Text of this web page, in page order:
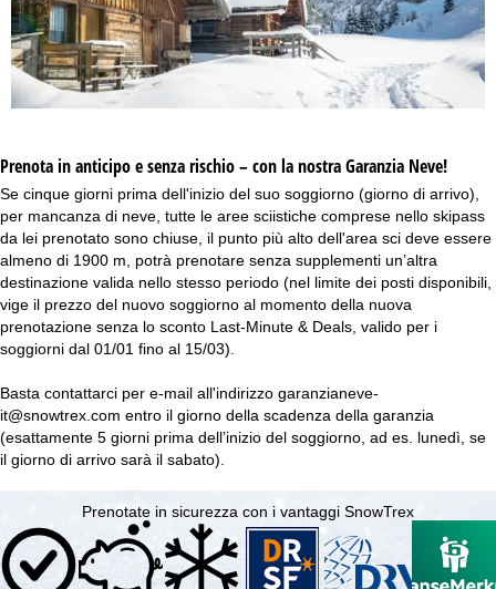
g
e
Prenota in anticipo e senza rischio – con la nostra Garanzia Neve!
Se cinque giorni prima dell'inizio del suo soggiorno (giorno di arrivo),
per mancanza di neve, tutte le aree sciistiche comprese nello skipass
da lei prenotato sono chiuse, il punto più alto dell'area sci deve essere
almeno di 1900 m, potrà prenotare senza supplementi un’altra
destinazione valida nello stesso periodo (nel limite dei posti disponibili,
vige il prezzo del nuovo soggiorno al momento della nuova
prenotazione senza lo sconto Last-Minute & Deals, valido per i
soggiorni dal 01/01 fino al 15/03).
Basta contattarci per e-mail all'indirizzo garanzianeve-
it@snowtrex.com entro il giorno della scadenza della garanzia
(esattamente 5 giorni prima dell’inizio del soggiorno, ad es. lunedì, se
il giorno di arrivo sarà il sabato).
Prenotate in sicurezza con i vantaggi SnowTrex